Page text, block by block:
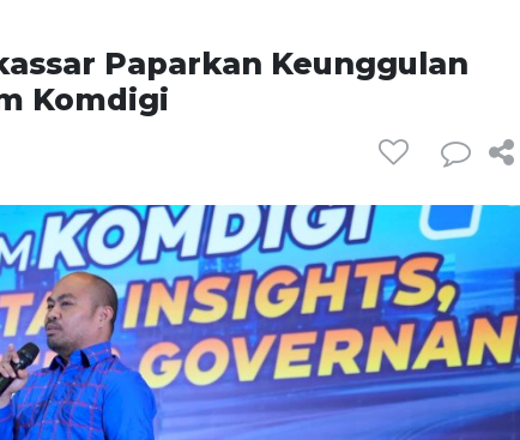
Paparkan Keunggulan
Komdigi